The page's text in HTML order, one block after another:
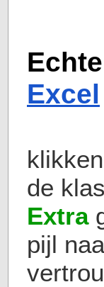
Excel
de
Extra
pijl